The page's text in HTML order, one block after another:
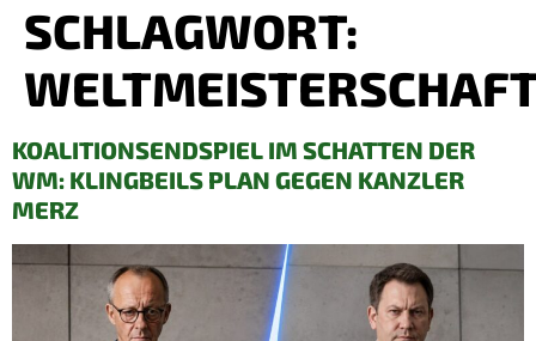
SCHLAGWORT:
KOALITIONSENDSPIEL IM SCHATTEN DER
WM: KLINGBEILS PLAN GEGEN KANZLER
MERZ